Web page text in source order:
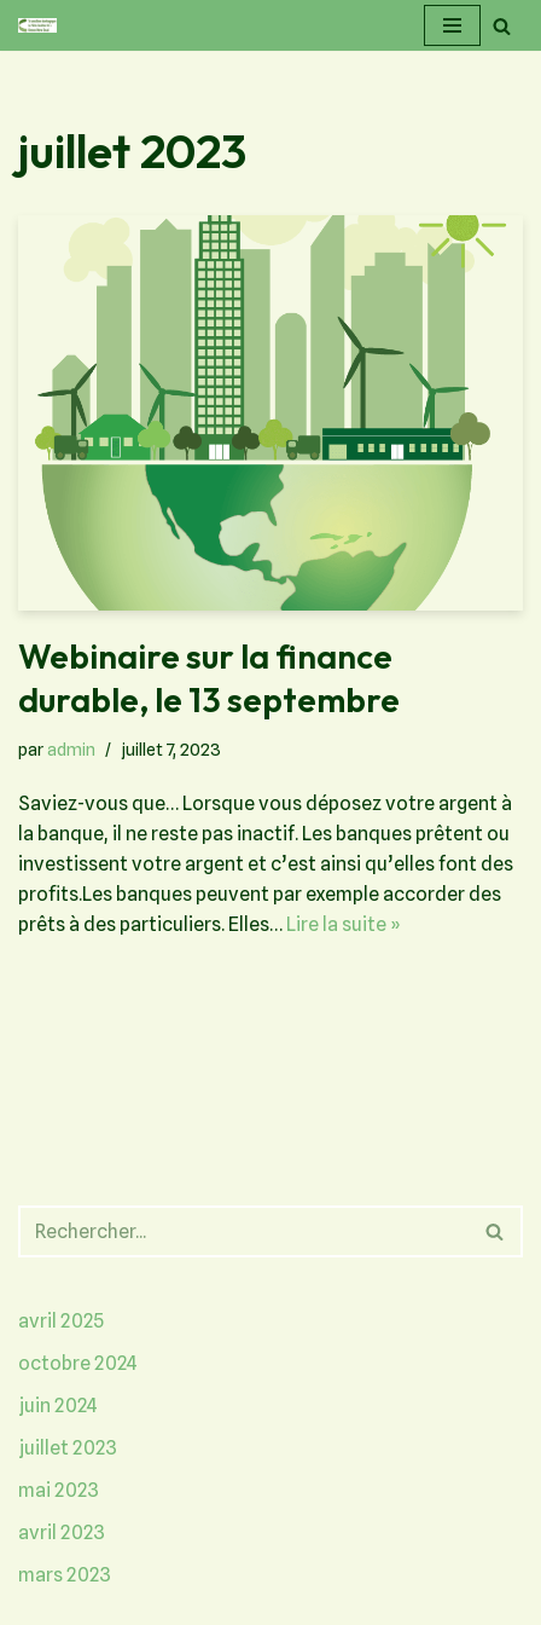
juillet 2023
Webinaire sur la finance
durable, le 13 septembre
paradmin juillet 7, 2023
Saviez-vous que… Lorsque vous déposez votre argent à
la banque, il ne reste pas inactif. Les banques prêtent ou
investissent votre argent et c’est ainsi qu’elles font des
profits.Les banques peuvent par exemple accorder des
prêts à des particuliers. Elles… Lire la suite »
avril 2025
octobre 2024
juin 2024
juillet 2023
mai 2023
avril 2023
mars 2023